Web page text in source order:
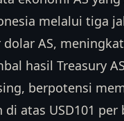
melalui tiga
AS,
hasil Treasury
berpotensi
atas USD101